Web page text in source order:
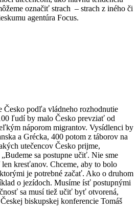
označiť strach – strach z iného či
agentúra Focus.
Česko podľa vládneho rozhodnutie
ľudí by malo Česko prevziať od
náporom migrantov. Vysídlenci by
a Grécka, 400 potom z táborov na
utečencov Česko prijme,
sa postupne učiť. Nie sme
kresťanov. Chceme, aby to bolo
je potrebné začať. Ako o druhom
o jezídoch. Musíme ísť postupnými
sa musí tiež učiť byť otvorená,
biskupskej konferencie Tomáš